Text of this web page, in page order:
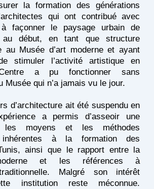
la formation des générations
qui ont contribué avec
façonner le paysage urbain de
au début, en tant que structure
au Musée d’art moderne et ayant
stimuler l’activité artistique en
a pu fonctionner sans
Musée qui n’a jamais vu le jour.
d’architecture ait été suspendu en
a permis d’asseoir une
les moyens et les méthodes
inhérentes à la formation des
ainsi que le rapport entre la
et les références à
traditionnelle. Malgré son intérêt
institution reste méconnue.